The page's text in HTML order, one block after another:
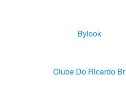
Bylook
Clube Do Ricardo Br